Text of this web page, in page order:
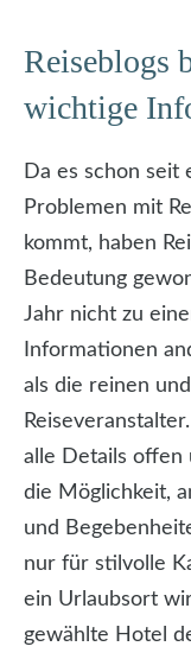
Reiseblogs
wichtige
Da es schon seit
Problemen mit
kommt, haben
Bedeutung
Jahr nicht zu
Informationen
als die reinen
alle Details offen
die Möglichkeit,
und
nur für stilvolle
ein Urlaubsort
gewählte Hotel